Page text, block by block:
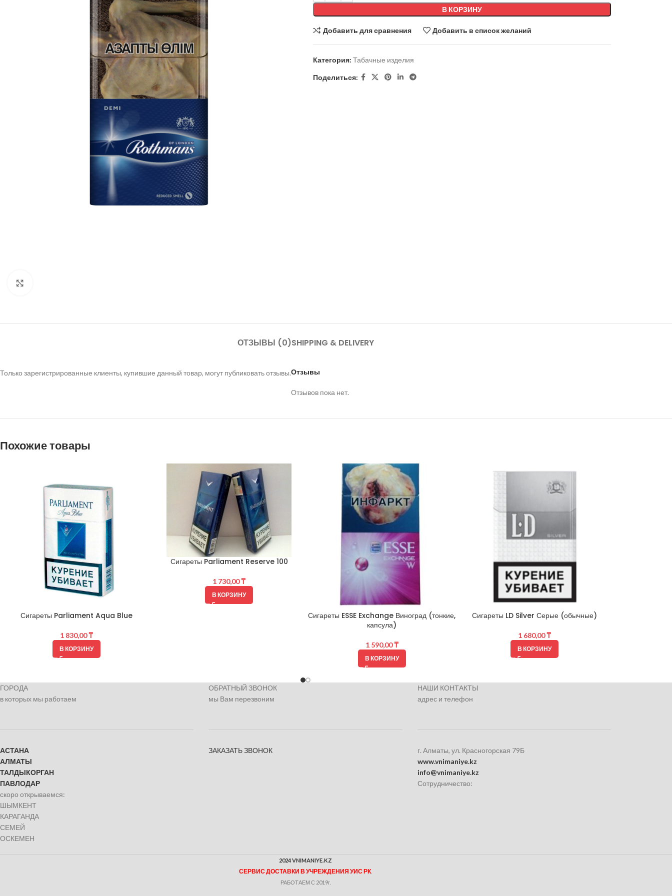
В КОРЗИНУ
Добавить для сравнения Добавить в список желаний
Категория: Табачные изделия
Поделиться:
ОТЗЫВЫ (0)SHIPPING & DELIVERY
Отзывы
Отзывов пока нет.
Только зарегистрированные клиенты, купившие данный товар, могут публиковать отзывы.
Похожие товары
Сигареты Parliament Aqua Blue
1 830,00₸
В КОРЗИНУ
Сигареты Parliament Reserve 100
1 730,00₸
В КОРЗИНУ
Сигареты ESSE Exchange Виноград (тонкие,
капсула)
1 590,00₸
В КОРЗИНУ
Сигареты LD Silver Серые (обычные)
1 680,00₸
В КОРЗИНУ
ГОРОДА
в которых мы работаем
АСТАНА
АЛМАТЫ
ТАЛДЫКОРГАН
ПАВЛОДАР
скоро открываемся:
ШЫМКЕНТ
КАРАГАНДА
СЕМЕЙ
ОСКЕМЕН
ОБРАТНЫЙ ЗВОНОК
мы Вам перезвоним
ЗАКАЗАТЬ ЗВОНОК
НАШИ КОНТАКТЫ
адрес и телефон
г. Алматы, ул. Красногорская 79Б
www.vnimaniye.kz
info@vnimaniye.kz
Сотрудничество:
2024 VNIMANIYE.KZ
СЕРВИС ДОСТАВКИ В УЧРЕЖДЕНИЯ УИС РК
РАБОТАЕМ С 2019г.